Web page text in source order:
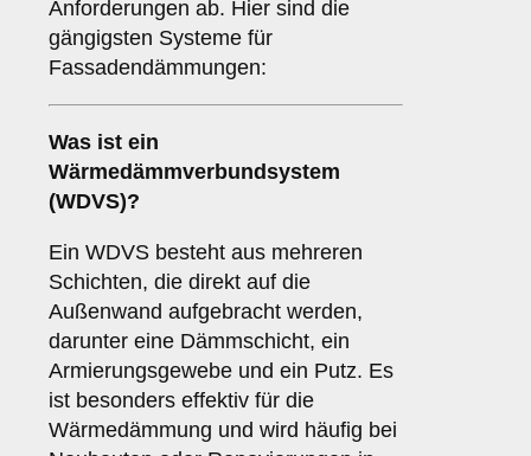
Anforderungen ab. Hier sind die
gängigsten Systeme für
Fassadendämmungen:
Was ist ein
Wärmedämmverbundsystem
(WDVS)?
Ein WDVS besteht aus mehreren
Schichten, die direkt auf die
Außenwand aufgebracht werden,
darunter eine Dämmschicht, ein
Armierungsgewebe und ein Putz. Es
ist besonders effektiv für die
Wärmedämmung und wird häufig bei